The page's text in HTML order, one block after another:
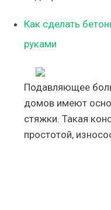
Как сделать
руками
Подавляющее
домов имеют
стяжки. Такая
простотой,